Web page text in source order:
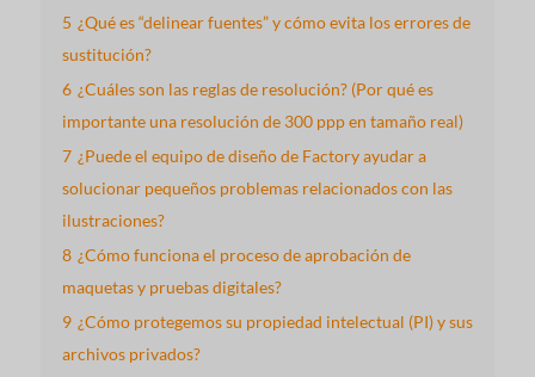
5 ¿Qué es “delinear fuentes” y cómo evita los errores de
sustitución?
6 ¿Cuáles son las reglas de resolución? (Por qué es
importante una resolución de 300 ppp en tamaño real)
7 ¿Puede el equipo de diseño de Factory ayudar a
solucionar pequeños problemas relacionados con las
ilustraciones?
8 ¿Cómo funciona el proceso de aprobación de
maquetas y pruebas digitales?
9 ¿Cómo protegemos su propiedad intelectual (PI) y sus
archivos privados?